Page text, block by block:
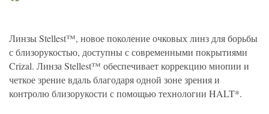
Линзы Stellest™, новое поколение очковых линз для борьбы
с близорукостью, доступны с современными покрытиями
Crizal. Линза Stellest™ обеспечивает коррекцию миопии и
четкое зрение вдаль благодаря одной зоне зрения и
контролю близорукости с помощью технологии HALT*.